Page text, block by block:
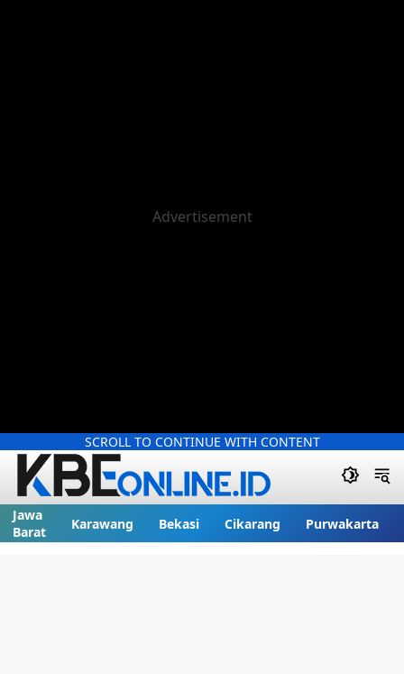
SCROLL TO CONTINUE WITH CONTENT
Jawa
Barat
Karawang Bekasi Cikarang Purwakarta